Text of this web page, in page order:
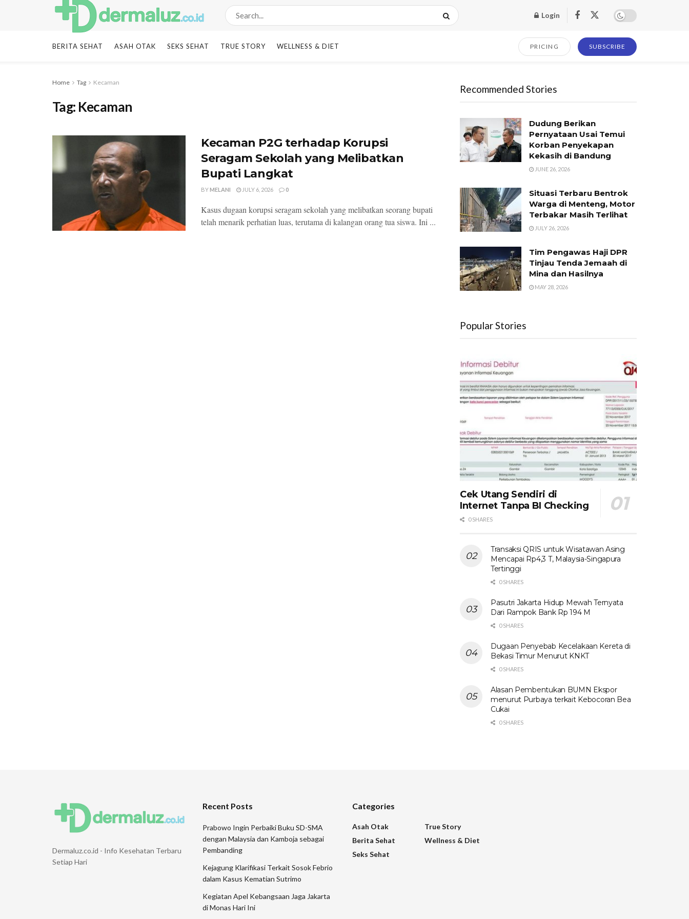
Login
BERITA SEHAT ASAH OTAK SEKS SEHAT TRUE STORY WELLNESS & DIET PRICING SUBSCRIBE
Home Tag Kecaman
Tag: Kecaman
Kecaman P2G terhadap Korupsi
Seragam Sekolah yang Melibatkan
Bupati Langkat
BYMELANI JULY 6, 2026 0
Kasus dugaan korupsi seragam sekolah yang melibatkan seorang bupati
telah menarik perhatian luas, terutama di kalangan orang tua siswa. Ini ...
Recommended Stories
Dudung Berikan
Pernyataan Usai Temui
Korban Penyekapan
Kekasih di Bandung
JUNE 26, 2026
Situasi Terbaru Bentrok
Warga di Menteng, Motor
Terbakar Masih Terlihat
JULY 26, 2026
Tim Pengawas Haji DPR
Tinjau Tenda Jemaah di
Mina dan Hasilnya
MAY 28, 2026
Popular Stories
Cek Utang Sendiri di
Internet Tanpa BI Checking
0 SHARES
Transaksi QRIS untuk Wisatawan Asing
Mencapai Rp4,3 T, Malaysia-Singapura
Tertinggi
0 SHARES
Pasutri Jakarta Hidup Mewah Ternyata
Dari Rampok Bank Rp 194 M
0 SHARES
Dugaan Penyebab Kecelakaan Kereta di
Bekasi Timur Menurut KNKT
0 SHARES
Alasan Pembentukan BUMN Ekspor
menurut Purbaya terkait Kebocoran Bea
Cukai
0 SHARES
Dermaluz.co.id - Info Kesehatan Terbaru
Setiap Hari
Recent Posts
Prabowo Ingin Perbaiki Buku SD-SMA
dengan Malaysia dan Kamboja sebagai
Pembanding
Kejagung Klarifikasi Terkait Sosok Febrio
dalam Kasus Kematian Sutrimo
Kegiatan Apel Kebangsaan Jaga Jakarta
di Monas Hari Ini
Categories
Asah Otak
Berita Sehat
Seks Sehat
True Story
Wellness & Diet